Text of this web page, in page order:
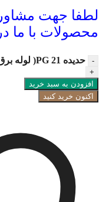
لطفا جهت
محصولات با ما
حدیده PG 21( لوله برق ) مقدار
افزودن به سبد خرید
اکنون خرید کنید